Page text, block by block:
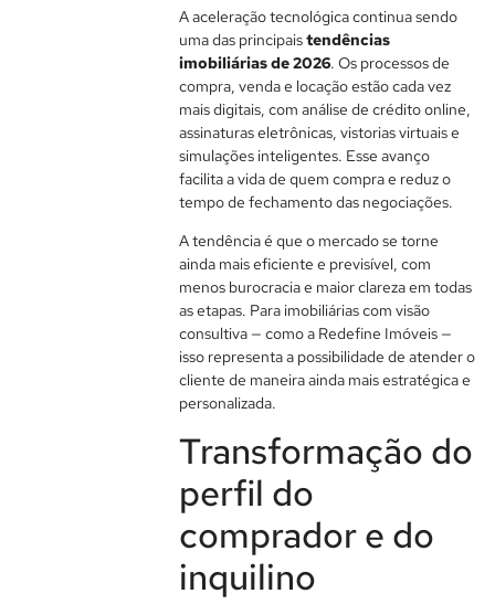
A aceleração tecnológica continua sendo
uma das principaistendências
imobiliárias de 2026. Os processos de
compra, venda e locação estão cada vez
mais digitais, com análise de crédito online,
assinaturas eletrônicas, vistorias virtuais e
simulações inteligentes. Esse avanço
facilita a vida de quem compra e reduz o
tempo de fechamento das negociações.
A tendência é que o mercado se torne
ainda mais eficiente e previsível, com
menos burocracia e maior clareza em todas
as etapas. Para imobiliárias com visão
consultiva — como a Redefine Imóveis —
isso representa a possibilidade de atender o
cliente de maneira ainda mais estratégica e
personalizada.
Transformação do
perfil do
comprador e do
inquilino